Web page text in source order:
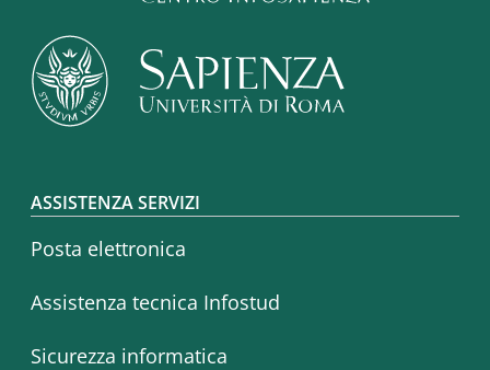
Footer menu
ASSISTENZA SERVIZI
Posta elettronica
Assistenza tecnica Infostud
Sicurezza informatica